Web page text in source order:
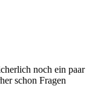
noch ein paar
schon Fragen